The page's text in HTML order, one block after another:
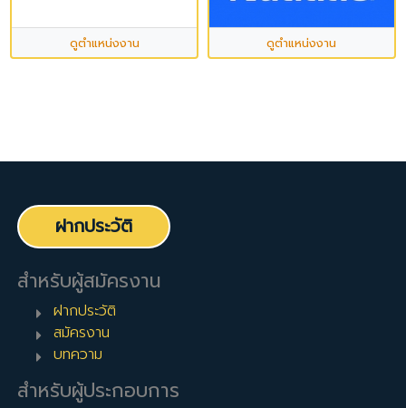
ดูตำแหน่งงาน ดูตำแหน่งงาน
ฝากประวัติ
สำหรับผู้สมัครงาน
ฝากประวัติ
สมัครงาน
บทความ
สำหรับผู้ประกอบการ